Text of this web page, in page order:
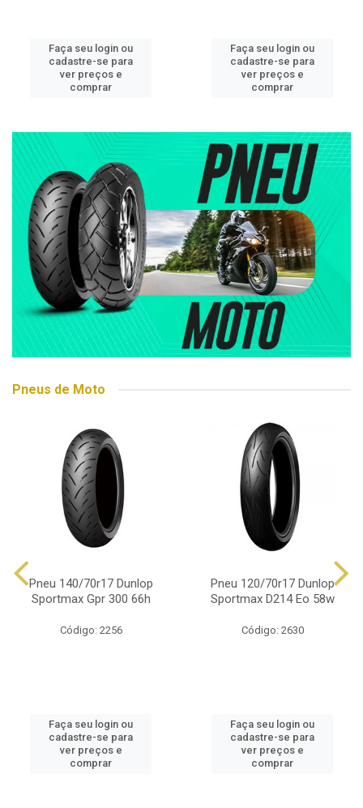
Faça seu login ou
cadastre-se para
ver preços e
comprar
Faça seu login ou
cadastre-se para
ver preços e
comprar
Pneus de Moto
Pneu 140/70r17 Dunlop
Sportmax Gpr 300 66h
Código: 2256
Faça seu login ou
cadastre-se para
ver preços e
comprar
Pneu 120/70r17 Dunlop
Sportmax D214 Eo 58w
Código: 2630
Faça seu login ou
cadastre-se para
ver preços e
comprar